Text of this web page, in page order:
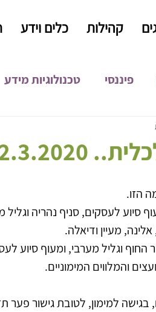
קהילות כלים וידע
פיננסי טכנולוגיות מידע
הזו.
סיוע לעסקים, סניף נהריה וגליל
מעיין ודיאלה.
וגליל מערבי, ומעוף סיוע
למימון, לטובת גישור פער